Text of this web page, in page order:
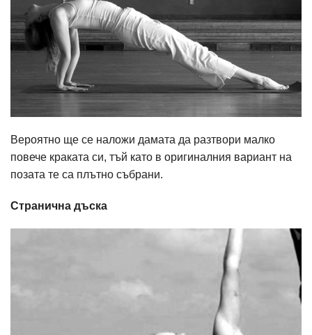
Вероятно ще се наложи дамата да разтвори малко
повече краката си, тъй като в оригиналния вариант на
позата те са плътно събрани.
Странична дъска